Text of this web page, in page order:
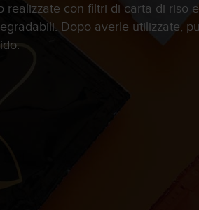
realizzate con filtri di carta di riso
Dopo averle utilizzate,